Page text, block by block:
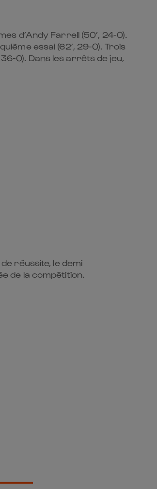
d’Andy Farrell (50’, 24-0).
essai (62’, 29-0). Trois
0). Dans les arrêts de jeu,
réussite, le demi
de la compétition.